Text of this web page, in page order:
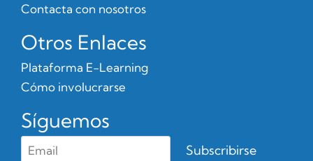
Contacta con nosotros
Otros Enlaces
Plataforma E-Learning
Cómo involucrarse
Síguemos